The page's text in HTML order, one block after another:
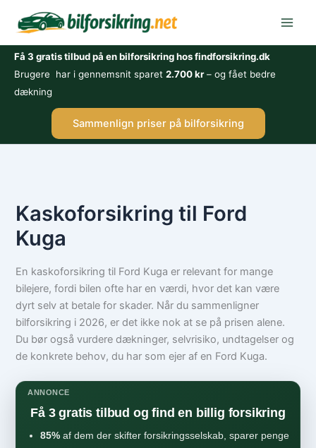
Få 3 gratis tilbud på en bilforsikring hos findforsikring.dk
Brugere har i gennemsnit sparet 2.700 kr– og fået bedre
dækning
Sammenlign priser på bilforsikring
Kaskoforsikring til Ford
Kuga
En kaskoforsikring til Ford Kuga er relevant for mange
bilejere, fordi bilen ofte har en værdi, hvor det kan være
dyrt selv at betale for skader. Når du sammenligner
bilforsikring i 2026, er det ikke nok at se på prisen alene.
Du bør også vurdere dækninger, selvrisiko, undtagelser og
de konkrete behov, du har som ejer af en Ford Kuga.
ANNONCE
Få 3 gratis tilbud og find en billig forsikring
85% af dem der skifter forsikringsselskab, sparer penge